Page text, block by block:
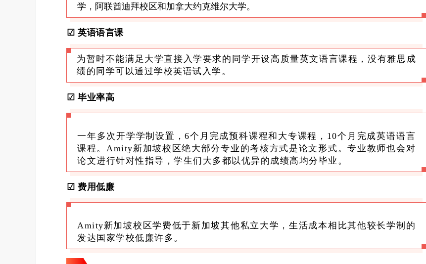
学，阿联酋迪拜校区和加拿大约克维尔大学。
☑ 英语语言课
为暂时不能满足大学直接入学要求的同学开设高质量英文语言课程，没有雅思成
绩的同学可以通过学校英语试入学。
☑毕业率高
一年多次开学学制设置，6个月完成预科课程和大专课程，10个月完成英语语言
课程。Amity新加坡校区绝大部分专业的考核方式是论文形式。专业教师也会对
论文进行针对性指导，学生们大多都以优异的成绩高均分毕业。
☑费用低廉
Amity新加坡校区学费低于新加坡其他私立大学，生活成本相比其他较长学制的
发达国家学校低廉许多。